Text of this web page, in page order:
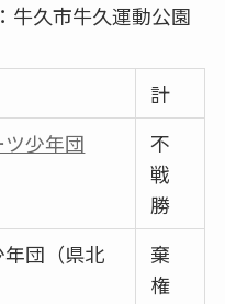
久市牛久運動公園
計
少年団
不
戦
勝
団（県北
棄
権